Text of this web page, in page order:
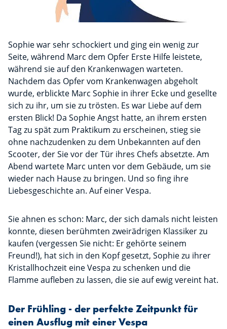
Sophie war sehr schockiert und ging ein wenig zur
Seite, während Marc dem Opfer Erste Hilfe leistete,
während sie auf den Krankenwagen warteten.
Nachdem das Opfer vom Krankenwagen abgeholt
wurde, erblickte Marc Sophie in ihrer Ecke und gesellte
sich zu ihr, um sie zu trösten. Es war Liebe auf dem
ersten Blick! Da Sophie Angst hatte, an ihrem ersten
Tag zu spät zum Praktikum zu erscheinen, stieg sie
ohne nachzudenken zu dem Unbekannten auf den
Scooter, der Sie vor der Tür ihres Chefs absetzte. Am
Abend wartete Marc unten vor dem Gebäude, um sie
wieder nach Hause zu bringen. Und so fing ihre
Liebesgeschichte an. Auf einer Vespa.
Sie ahnen es schon: Marc, der sich damals nicht leisten
konnte, diesen berühmten zweirädrigen Klassiker zu
kaufen (vergessen Sie nicht: Er gehörte seinem
Freund!), hat sich in den Kopf gesetzt, Sophie zu ihrer
Kristallhochzeit eine Vespa zu schenken und die
Flamme aufleben zu lassen, die sie auf ewig vereint hat.
Der Frühling - der perfekte Zeitpunkt für
einen Ausflug mit einer Vespa